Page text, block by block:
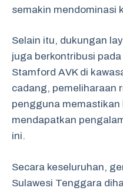
semakin mendominasi
Selain itu, dukungan
juga berkontribusi
Stamford AVK di
cadang, pemeliharaan
pengguna memastikan
mendapatkan
ini.
Secara keseluruhan,
Sulawesi Tenggara